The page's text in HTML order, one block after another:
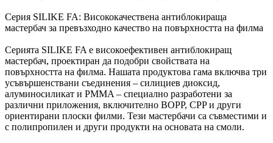
Серия SILIKE FA: Висококачествена антиблокираща
мастербач за превъзходно качество на повърхността на филма
Серията SILIKE FA е високоефективен антиблокиращ
мастербач, проектиран да подобри свойствата на
повърхността на филма. Нашата продуктова гама включва три
усъвършенствани съединения – силициев диоксид,
алуминосиликат и PMMA – специално разработени за
различни приложения, включително BOPP, CPP и други
ориентирани плоски филми. Тези мастербачи са съвместими и
с полипропилен и други продукти на основата на смоли.